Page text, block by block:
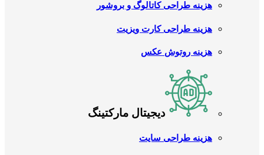
هزینه طراحی کاتالوگ و بروشور
هزینه طراحی کارت ویزیت
هزینه روتوش عکس
دیجیتال مارکتینگ
هزینه طراحی سایت